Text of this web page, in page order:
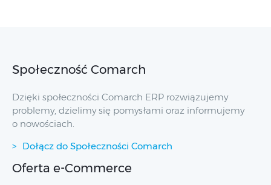
Społeczność Comarch
Dzięki społeczności Comarch ERP rozwiązujemy
problemy, dzielimy się pomysłami oraz informujemy
o nowościach.
Dołącz do Społeczności Comarch
Oferta e-Commerce